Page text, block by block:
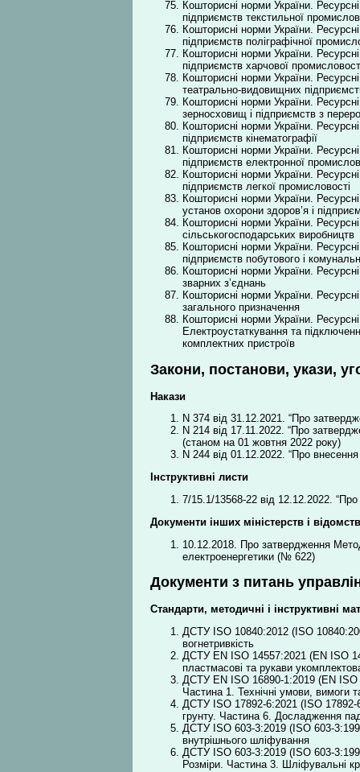
Кошторисні норми України.
підприємств текстильної
Кошторисні норми України.
підприємств поліграфічної
Кошторисні норми України.
підприємств харчової
Кошторисні норми України.
театрально-видовищних
Кошторисні норми України.
зерносховищ і підприємств з
Кошторисні норми України.
підприємств кінематографії
Кошторисні норми України.
підприємств електронної
Кошторисні норми України.
підприємств легкої промисловості
Кошторисні норми України.
установ охорони здоров’я і
Кошторисні норми України.
сільськогосподарських виробництв
Кошторисні норми України.
підприємств побутового і
Кошторисні норми України.
зварних з’єднань
Кошторисні норми України.
загального призначення
Кошторисні норми України.
Електроустаткування та
комплектних пристроїв
Закони, постанови, укази,
Накази
N 374 від 31.12.2021. “Про
N 214 від 17.11.2022. “Про
(станом на 01 жовтня 2022 року)
N 244 від 01.12.2022. “Про
Інструктивні листи
7/15.1/13568-22 від 12.12.2022. “Про
Документи інших міністерств і відомств
10.12.2018. Про затвердження
електроенергетики (№ 622)
Документи з питань
Стандарти, методичні і інструктивні
ДСТУ ISO 10840:2012 (ІSO
вогнетривкість
ДСТУ EN ISO 14557:2021 (EN ISO
пластмасові та рукави
ДСТУ EN ISO 16890-1:2019 (EN ISO
Частина 1. Технічні умови, вимоги
ДСТУ ISO 17892-6:2021 (ISO 17892-
грунту. Частина 6. Досладження
ДСТУ ISO 603-3:2019 (ISO 603-
внутрішнього шліфування
ДСТУ ISO 603-3:2019 (ISO 603-
Розміри. Частина 3. Шліфувальні